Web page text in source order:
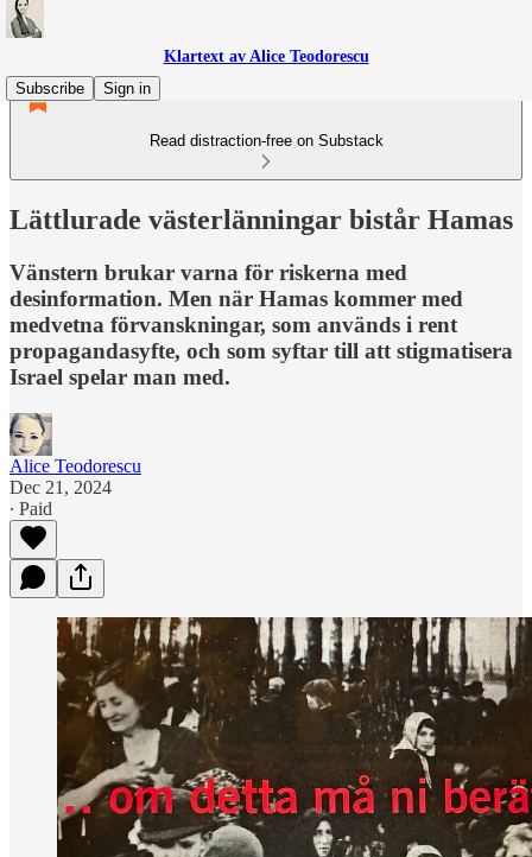
Klartext av Alice Teodorescu
Subscribe
Sign in
Read distraction-free on Substack
Lättlurade västerlänningar bistår Hamas
Vänstern brukar varna för riskerna med
desinformation. Men när Hamas kommer med
medvetna förvanskningar, som används i rent
propagandasyfte, och som syftar till att stigmatisera
Israel spelar man med.
Alice Teodorescu
Dec 21, 2024
∙ Paid